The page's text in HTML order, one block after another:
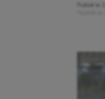
Publié le